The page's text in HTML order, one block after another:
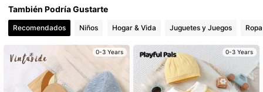
4.96
4.96 742K Seguidores
4.96 742K Seguidores
También Podría Gustarte
Recomendados Niños Hogar & Vida Juguetes y Juegos
0-3 Years 0-3 Years